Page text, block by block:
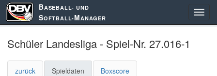
BASEBALL- UND
SOFTBALL-MANAGER
Schüler Landesliga - Spiel-Nr. 27.016-1
zurück Spieldaten Boxscore